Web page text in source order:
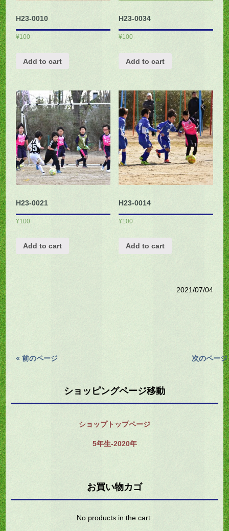
H23-0010
¥100
Add to cart
H23-0034
¥100
Add to cart
H23-0021
¥100
Add to cart
H23-0014
¥100
Add to cart
2021/07/04
« 前のページ 次のページ
ショッピングページ移動
ショップトップページ
5年生-2020年
お買い物カゴ
No products in the cart.